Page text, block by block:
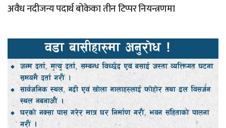
अवैध नदीजन्य पदार्थ बोकेका तीन टिप्पर नियन्त्रणमा